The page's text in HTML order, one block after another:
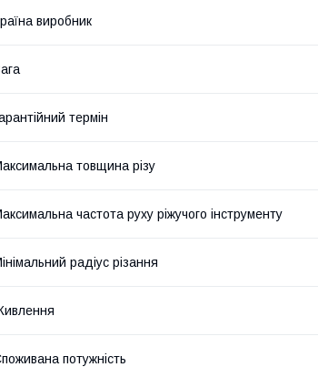
виробник
термін
товщина різу
частота руху ріжучого інструменту
радіус різання
потужність